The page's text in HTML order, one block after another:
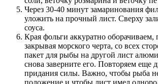
Через 30-40 минут замаринования
уложить на прочный лист. Сверху
соуса.
Края фольги аккуратно оборачиваем,
закрывая морского черта, со всех
пакет для рыбы на другой лист
снова заверните его. Повторяем еще
придания силы. Важно, чтобы рыба
положение и чтобы лист имел